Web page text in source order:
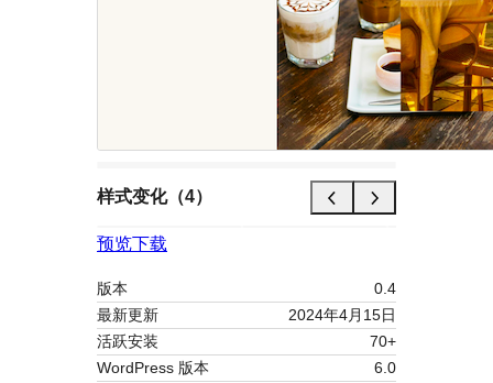
样式变化（4）
预览下载
版本
0.4
最新更新
2024年4月15日
活跃安装
70+
WordPress 版本
6.0